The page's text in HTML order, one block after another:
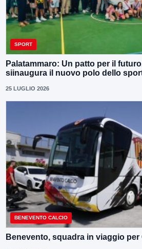
SPORT
Palatammaro: Un patto per il
siinaugura il nuovo polo dello
25 LUGLIO 2026
BENEVENTO CALCIO
Benevento, squadra in viaggio